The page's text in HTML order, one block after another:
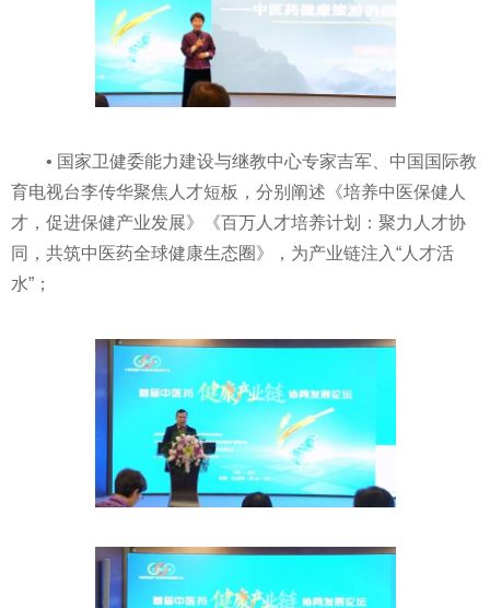
• 国家卫健委能力建设与继教中心专家吉军、中国国际教
育电视台李传华聚焦人才短板，分别阐述《培养中医保健人
才，促进保健产业发展》《百万人才培养计划：聚力人才协
同，共筑中医药全球健康生态圈》，为产业链注入“人才活
水”；